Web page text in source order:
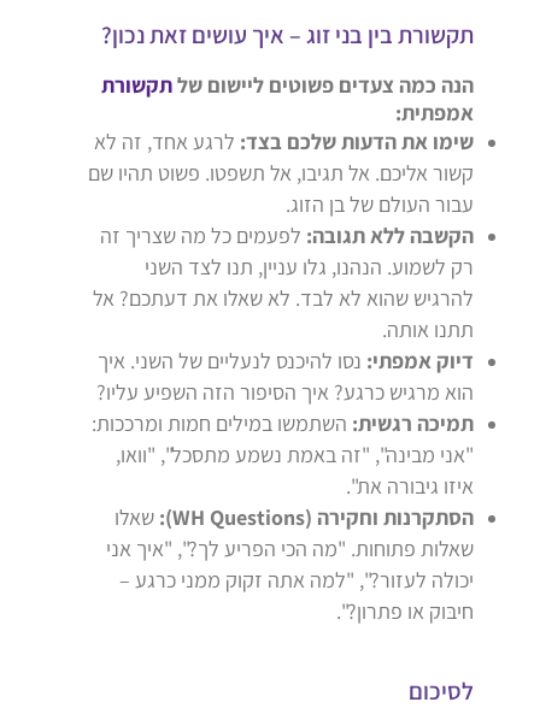
תקשורת בין בני זוג – איך עושים זאת נכון?
הנה כמה צעדים פשוטים ליישום שלתקשורת
אמפתית:
שימו את הדעות שלכם בצד: לרגע אחד, זה לא
קשור אליכם. אל תגיבו, אל תשפטו. פשוט תהיו שם
עבור העולם של בן הזוג.
הקשבה ללא תגובה: לפעמים כל מה שצריך זה
רק לשמוע. הנהנו, גלו עניין, תנו לצד השני
להרגיש שהוא לא לבד. לא שאלו את דעתכם? אל
תתנו אותה.
דיוק אמפתי: נסו להיכנס לנעליים של השני. איך
הוא מרגיש כרגע? איך הסיפור הזה השפיע עליו?
תמיכה רגשית: השתמשו במילים חמות ומרככות:
"אני מבינה", "זה באמת נשמע מתסכל", "וואו,
איזו גיבורה את".
הסתקרנות וחקירה (WH Questions):
שאלו
שאלות פתוחות. "מה הכי הפריע לך?", "איך אני
יכולה לעזור?", "למה אתה זקוק ממני כרגע –
חיבּוק או פתרון?".
לסיכום